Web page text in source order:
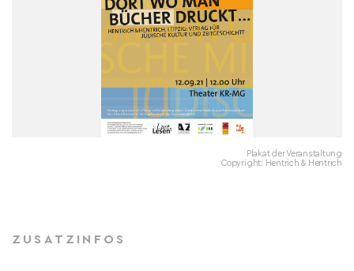
Plakat der Veranstaltung
Copyright: Hentrich & Hentrich
ZUSATZINFOS